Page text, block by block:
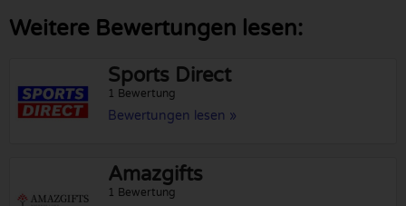
Weitere Bewertungen lesen:
Sports Direct
1 Bewertung
Bewertungen lesen »
Amazgifts
1 Bewertung